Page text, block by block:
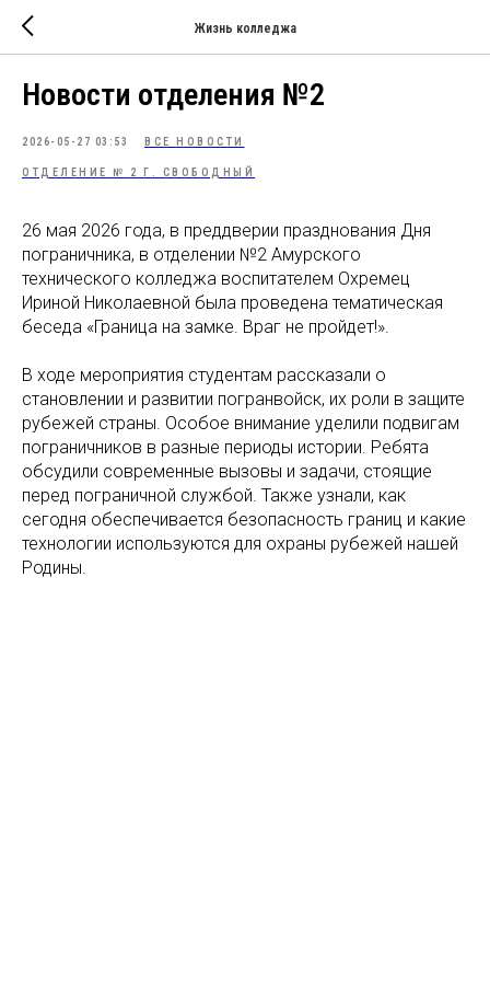
Жизнь колледжа
Новости отделения №2
2026-05-27 03:53 ВСЕ НОВОСТИ
ОТДЕЛЕНИЕ № 2 Г. СВОБОДНЫЙ
26 мая 2026 года, в преддверии празднования Дня
пограничника, в отделении №2 Амурского
технического колледжа воспитателем Охремец
Ириной Николаевной была проведена тематическая
беседа «Граница на замке. Враг не пройдет!».
В ходе мероприятия студентам рассказали о
становлении и развитии погранвойск, их роли в защите
рубежей страны. Особое внимание уделили подвигам
пограничников в разные периоды истории. Ребята
обсудили современные вызовы и задачи, стоящие
перед пограничной службой. Также узнали, как
сегодня обеспечивается безопасность границ и какие
технологии используются для охраны рубежей нашей
Родины.